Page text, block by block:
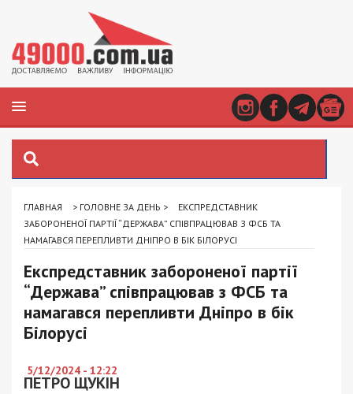
ГЛАВНАЯ > ГОЛОВНЕ ЗА ДЕНЬ >
ЕКСПРЕДСТАВНИК
ЗАБОРОНЕНОЇ ПАРТІЇ “ДЕРЖАВА” СПІВПРАЦЮВАВ З ФСБ ТА
НАМАГАВСЯ ПЕРЕПЛИВТИ ДНІПРО В БІК БІЛОРУСІ
Експредставник забороненої партії
“Держава” співпрацював з ФСБ та
намагався перепливти Дніпро в бік
Білорусі
5/12/2024 - 12:22
ПЕТРО ЩУКІН